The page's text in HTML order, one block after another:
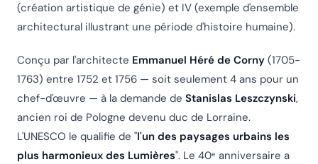
(création artistique de génie) et IV (exemple d'ensemble
architectural illustrant une période d'histoire humaine).
Conçu par l'architecte Emmanuel Héré de Corny (1705-
1763) entre 1752 et 1756 — soit seulement 4 ans pour un
chef-d'œuvre — à la demande de Stanislas Leszczynski,
ancien roi de Pologne devenu duc de Lorraine.
L'UNESCO le qualifie de "l'un des paysages urbains les
plus harmonieux des Lumières". Le 40ᵉ anniversaire a